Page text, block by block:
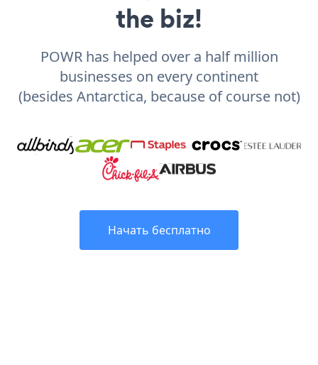
the biz!
POWR has helped over a half million
businesses on every continent
(besides Antarctica, because of course not)
Начать бесплатно